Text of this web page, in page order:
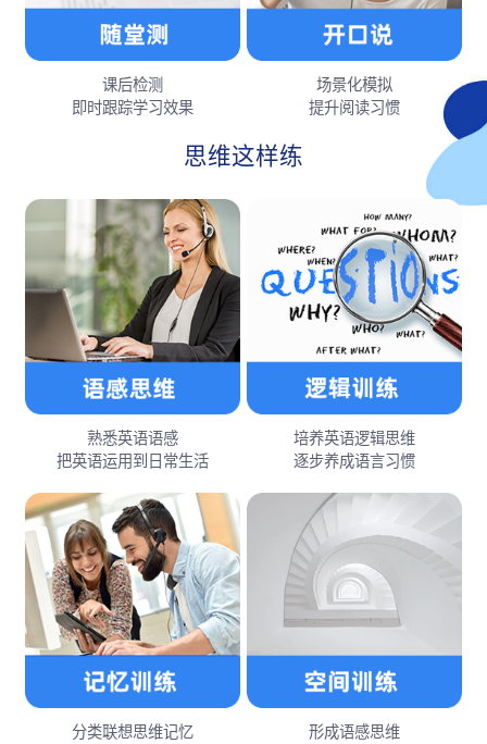
课后检测
即时跟踪学习效果
场景化模拟
提升阅读习惯
思维这样练
熟悉英语语感
把英语运用到日常生活
培养英语逻辑思维
逐步养成语言习惯
分类联想思维记忆
形成语感思维